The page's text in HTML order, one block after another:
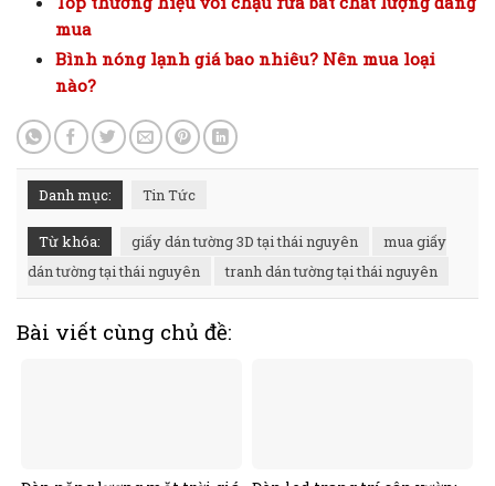
mua
Bình nóng lạnh giá bao nhiêu? Nên mua loại
nào?
Danh mục: Tin Tức
Từ khóa: giấy dán tường 3D tại thái nguyên
mua giấy
dán tường tại thái nguyên
tranh dán tường tại thái nguyên
Bài viết cùng chủ đề: